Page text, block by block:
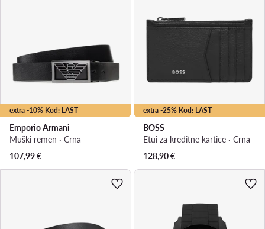
extra -10% Kod: LAST
Emporio Armani
Muški remen · Crna
107,99€
extra -25% Kod: LAST
BOSS
Etui za kreditne kartice · Crna
128,90€